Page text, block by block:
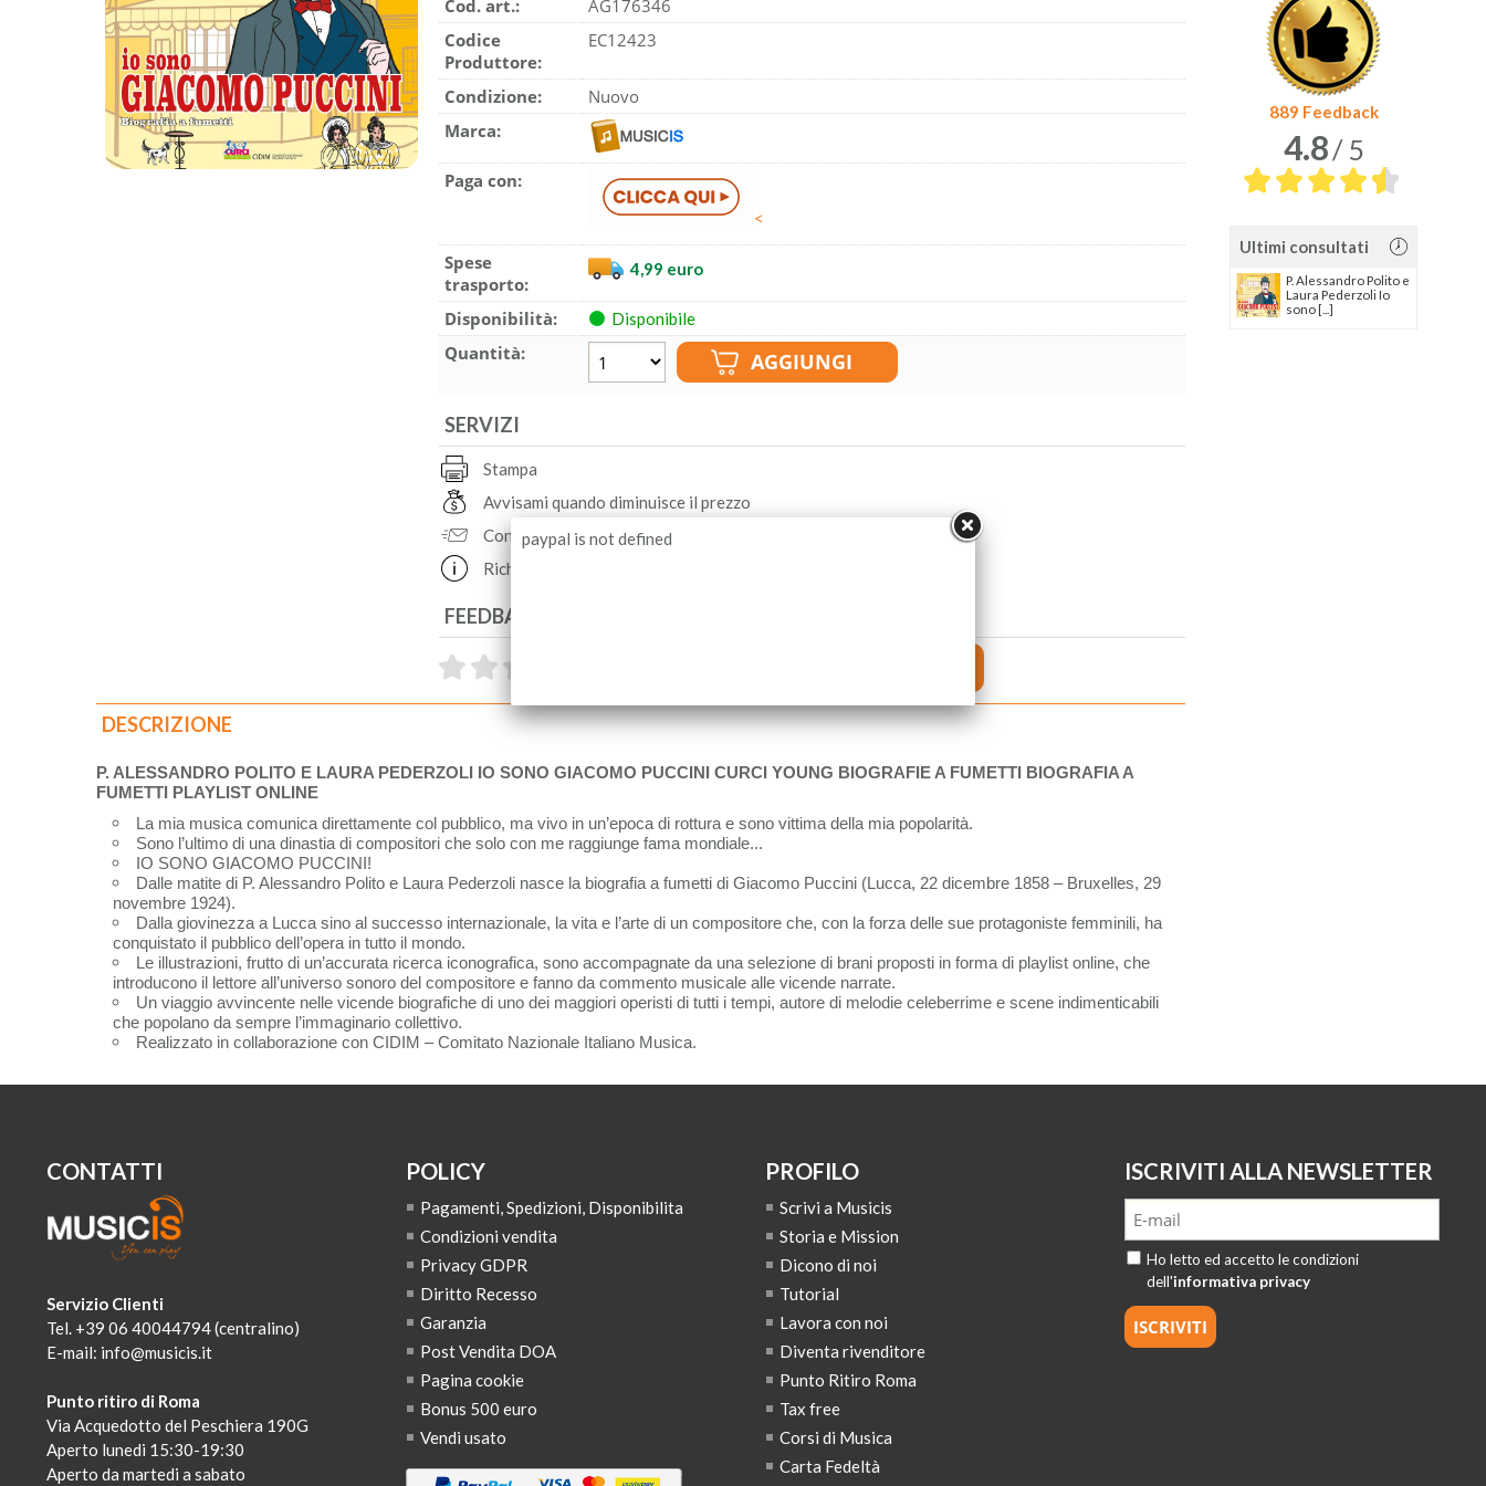
Cod. art.:
AG176346
Codice
Produttore:
EC12423
Condizione:
Nuovo
Marca:
Paga con:
<
Spese
trasporto:
4,99 euro
Disponibilità: Disponibile
Quantità:
SERVIZI
Stampa
Avvisami quando diminuisce il prezzo
Condividi
Richiedi informazioni
FEEDBACK DEGLI UTENTI
DESCRIZIONE
P. ALESSANDRO POLITO E LAURA PEDERZOLI IO SONO GIACOMO PUCCINI CURCI YOUNG BIOGRAFIE A FUMETTI BIOGRAFIA A
FUMETTI PLAYLIST ONLINE
La mia musica comunica direttamente col pubblico, ma vivo in un’epoca di rottura e sono vittima della mia popolarità.
Sono l’ultimo di una dinastia di compositori che solo con me raggiunge fama mondiale...
IO SONO GIACOMO PUCCINI!
Dalle matite di P. Alessandro Polito e Laura Pederzoli nasce la biografia a fumetti di Giacomo Puccini (Lucca, 22 dicembre 1858 – Bruxelles, 29
novembre 1924).
Dalla giovinezza a Lucca sino al successo internazionale, la vita e l’arte di un compositore che, con la forza delle sue protagoniste femminili, ha
conquistato il pubblico dell’opera in tutto il mondo.
Le illustrazioni, frutto di un’accurata ricerca iconografica, sono accompagnate da una selezione di brani proposti in forma di playlist online, che
introducono il lettore all’universo sonoro del compositore e fanno da commento musicale alle vicende narrate.
Un viaggio avvincente nelle vicende biografiche di uno dei maggiori operisti di tutti i tempi, autore di melodie celeberrime e scene indimenticabili
che popolano da sempre l’immaginario collettivo.
Realizzato in collaborazione con CIDIM – Comitato Nazionale Italiano Musica.
889 Feedback
4.8/ 5
Ultimi consultati
P. Alessandro Polito e
Laura Pederzoli Io
sono [...]
CONTATTI
Servizio Clienti
Tel. +39 06 40044794 (centralino)
E-mail: info@musicis.it
Punto ritiro di Roma
Via Acquedotto del Peschiera 190G
Aperto lunedi 15:30-19:30
Aperto da martedi a sabato
POLICY
Pagamenti, Spedizioni, Disponibilita
Condizioni vendita
Privacy GDPR
Diritto Recesso
Garanzia
Post Vendita DOA
Pagina cookie
Bonus 500 euro
Vendi usato
PROFILO
Scrivi a Musicis
Storia e Mission
Dicono di noi
Tutorial
Lavora con noi
Diventa rivenditore
Punto Ritiro Roma
Tax free
Corsi di Musica
Carta Fedeltà
ISCRIVITI ALLA NEWSLETTER
Ho letto ed accetto le condizioni
dell'informativa privacy
paypal is not defined